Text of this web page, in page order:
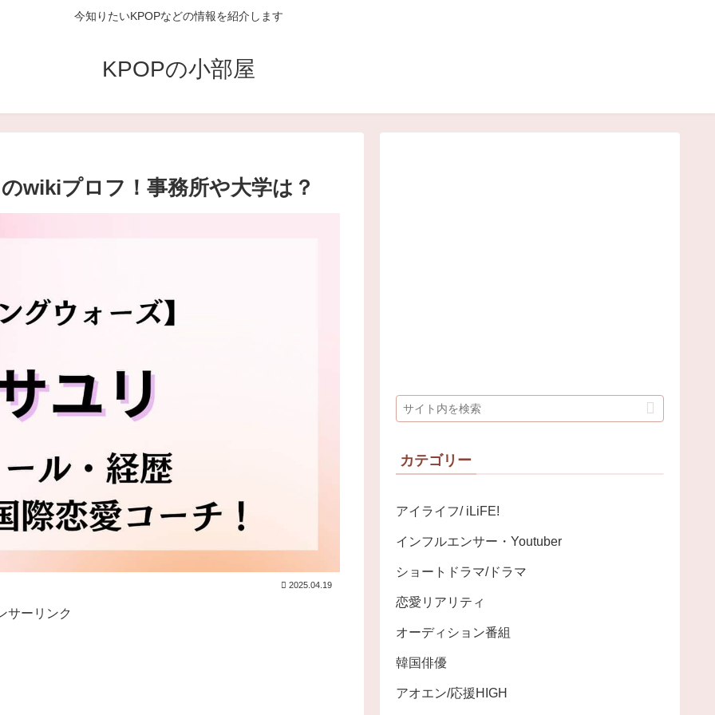
今知りたいKPOPなどの情報を紹介します
KPOPの小部屋
wikiプロフ！事務所や大学は？
2025.04.19
サーリンク
カテゴリー
アイライフ/ iLiFE!
インフルエンサー・Youtuber
ショートドラマ/ドラマ
恋愛リアリティ
オーディション番組
韓国俳優
アオエン/応援HIGH